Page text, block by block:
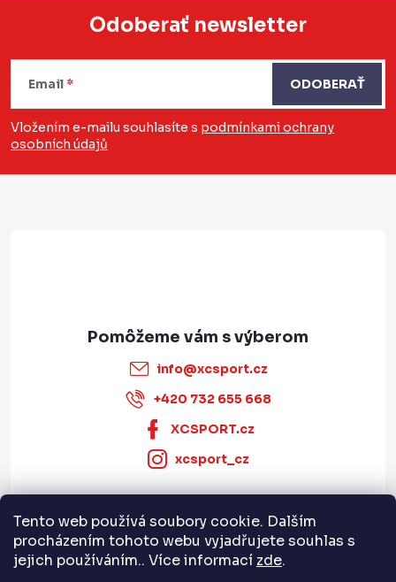
Tento web používá soubory cookie. Dalším
procházením tohoto webu vyjadřujete souhlas s
jejich používáním.. Více informací zde.
Z
p
ä
Odoberať newsletter
Email
Vložením e-mailu souhlasíte s podmínkami ochrany
osobních údajů
ODOBERAŤ
info@xcsport.cz
+420 732 655 668
XCSPORT.cz
xcsport_cz
Informace pro vás